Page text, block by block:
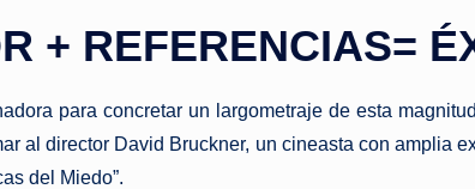
+ REFERENCIAS=
para concretar un largometraje de esta
al director David Bruckner, un cineasta con amplia
del Miedo”.